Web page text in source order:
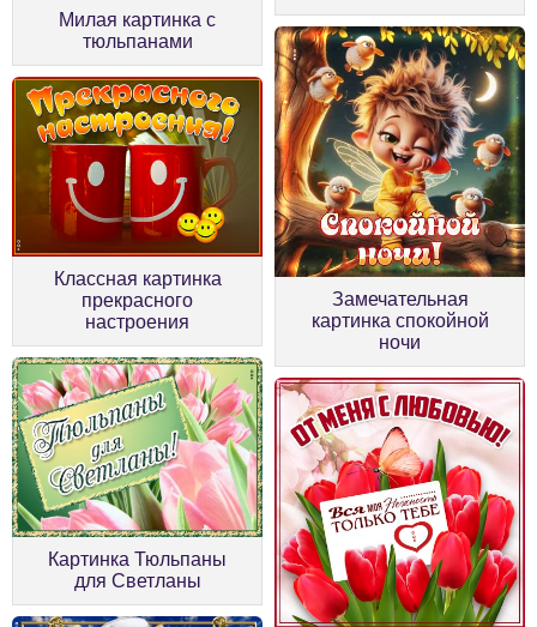
Милая картинка с
тюльпанами
Классная картинка
прекрасного
настроения
Замечательная
картинка спокойной
ночи
Картинка Тюльпаны
для Светланы